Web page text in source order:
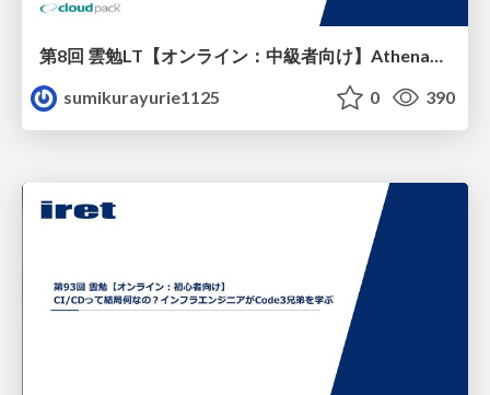
第8回 雲勉LT【オンライン：中級者向け】AthenaでS3上のデータとDynamoDBのデータを結合する
sumikurayurie1125
0 390